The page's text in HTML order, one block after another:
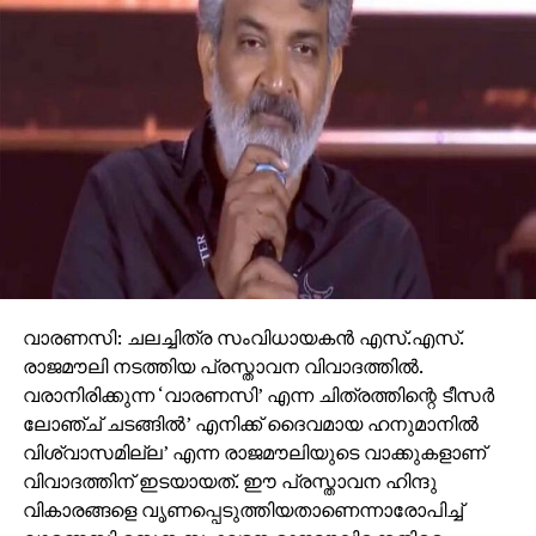
വാരണസി: ചലച്ചിത്ര സംവിധായകന്‍ എസ്.എസ്.
രാജമൗലി നടത്തിയ പ്രസ്താവന വിവാദത്തില്‍.
വരാനിരിക്കുന്ന ‘വാരണസി’ എന്ന ചിത്രത്തിന്റെ ടീസര്‍
ലോഞ്ച് ചടങ്ങില്‍’ എനിക്ക് ദൈവമായ ഹനുമാനില്‍
വിശ്വാസമില്ല’ എന്ന രാജമൗലിയുടെ വാക്കുകളാണ്
വിവാദത്തിന് ഇടയായത്. ഈ പ്രസ്താവന ഹിന്ദു
വികാരങ്ങളെ വൃണപ്പെടുത്തിയതാണെന്നാരോപിച്ച്